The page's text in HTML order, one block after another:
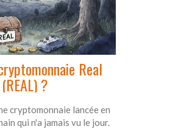
Real
?
cryptomonnaie lancée en
qui n'a jamais vu le jour.